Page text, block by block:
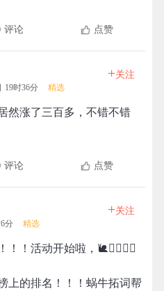
评论 点赞
19时36分 精选
+关注
然涨了三百多，不错不错
评论 点赞
分 精选
+关注
！活动开始啦，🐌🧗‍♀️🧗‍♂️
上的排名！！！蜗牛拓词帮